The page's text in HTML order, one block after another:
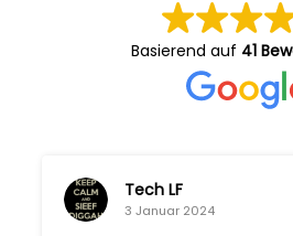
Basierend auf 41
Tech LF
3 Januar 2024